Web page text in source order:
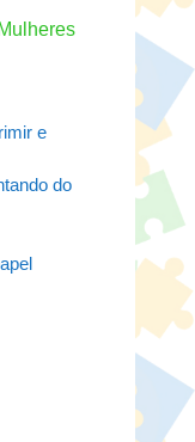
e
do